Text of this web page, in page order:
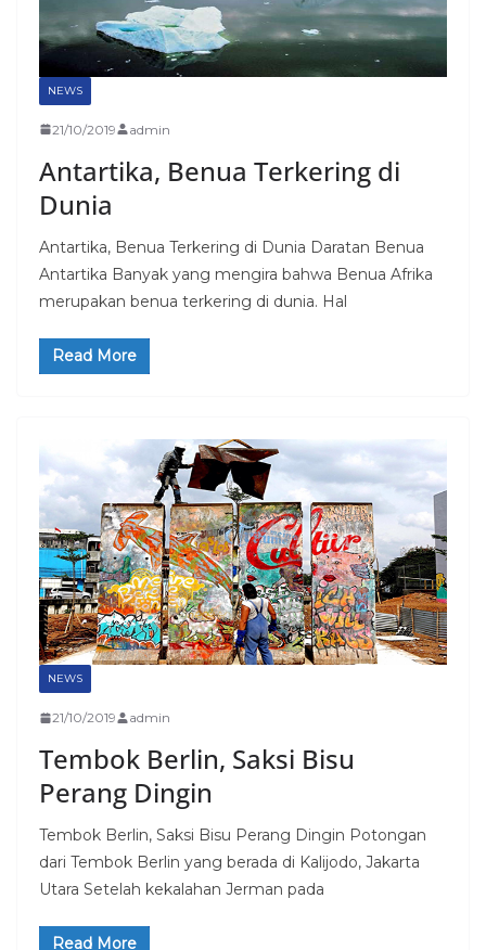
NEWS
21/10/2019 admin
Antartika, Benua Terkering di
Dunia
Antartika, Benua Terkering di Dunia Daratan Benua
Antartika Banyak yang mengira bahwa Benua Afrika
merupakan benua terkering di dunia. Hal
Read More
NEWS
21/10/2019 admin
Tembok Berlin, Saksi Bisu
Perang Dingin
Tembok Berlin, Saksi Bisu Perang Dingin Potongan
dari Tembok Berlin yang berada di Kalijodo, Jakarta
Utara Setelah kekalahan Jerman pada
Read More